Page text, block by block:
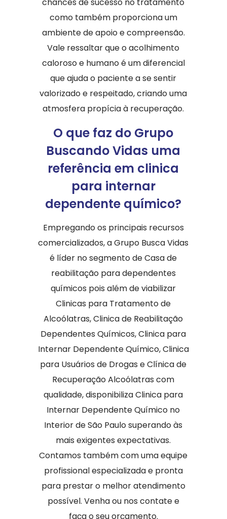
como também proporciona um
ambiente de apoio e compreensão.
Vale ressaltar que o acolhimento
caloroso e humano é um diferencial
que ajuda o paciente a se sentir
valorizado e respeitado, criando uma
atmosfera propícia à recuperação.
O que faz do Grupo
Buscando Vidas uma
referência em clinica
para internar
dependente químico?
Empregando os principais recursos
comercializados, a Grupo Busca Vidas
é líder no segmento de Casa de
reabilitação para dependentes
químicos pois além de viabilizar
Clinicas para Tratamento de
Alcoólatras, Clinica de Reabilitação
Dependentes Químicos, Clinica para
Internar Dependente Químico, Clinica
para Usuários de Drogas e Clínica de
Recuperação Alcoólatras com
qualidade, disponibiliza Clinica para
Internar Dependente Químico no
Interior de São Paulo superando às
mais exigentes expectativas.
Contamos também com uma equipe
profissional especializada e pronta
para prestar o melhor atendimento
possível. Venha ou nos contate e
faça o seu orçamento.